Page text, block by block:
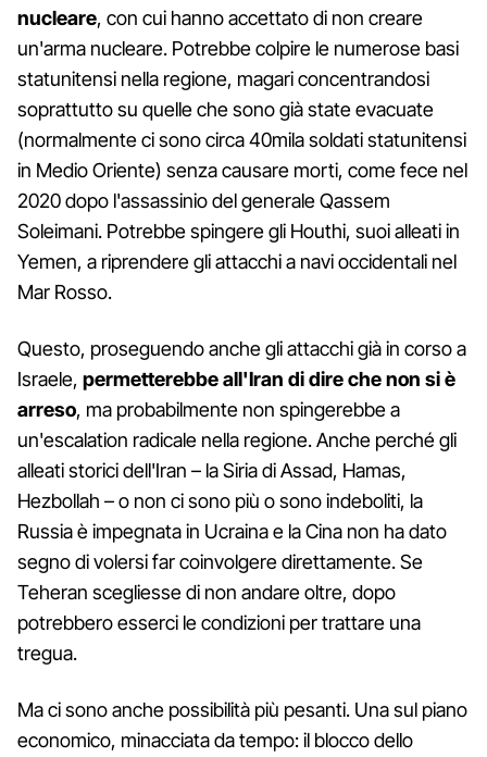
nucleare, con cui hanno accettato di non creare
un'arma nucleare. Potrebbe colpire le numerose basi
statunitensi nella regione, magari concentrandosi
soprattutto su quelle che sono già state evacuate
(normalmente ci sono circa 40mila soldati statunitensi
in Medio Oriente) senza causare morti, come fece nel
2020 dopo l'assassinio del generale Qassem
Soleimani. Potrebbe spingere gli Houthi, suoi alleati in
Yemen, a riprendere gli attacchi a navi occidentali nel
Mar Rosso.
Questo, proseguendo anche gli attacchi già in corso a
Israele, permetterebbe all'Iran di dire che non si è
arreso, ma probabilmente non spingerebbe a
un'escalation radicale nella regione. Anche perché gli
alleati storici dell'Iran – la Siria di Assad, Hamas,
Hezbollah – o non ci sono più o sono indeboliti, la
Russia è impegnata in Ucraina e la Cina non ha dato
segno di volersi far coinvolgere direttamente. Se
Teheran scegliesse di non andare oltre, dopo
potrebbero esserci le condizioni per trattare una
tregua.
Ma ci sono anche possibilità più pesanti. Una sul piano
economico, minacciata da tempo: il blocco dello